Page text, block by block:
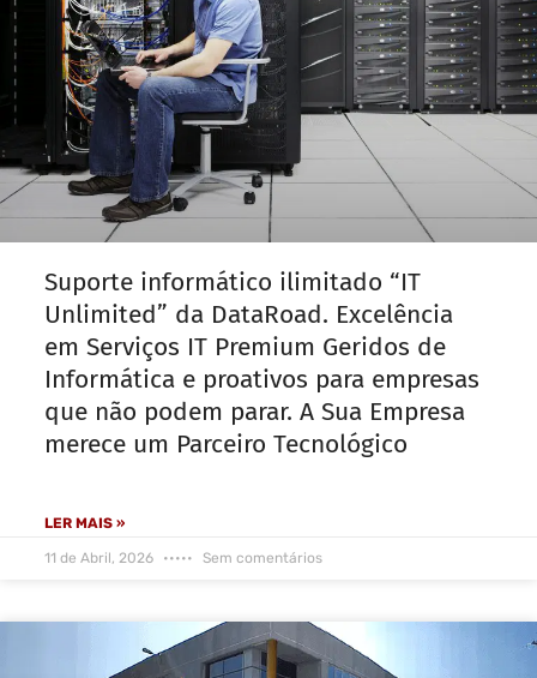
Suporte informático ilimitado “IT
Unlimited” da DataRoad. Excelência
em Serviços IT Premium Geridos de
Informática e proativos para empresas
que não podem parar. A Sua Empresa
merece um Parceiro Tecnológico
LER MAIS »
11 de Abril, 2026 Sem comentários